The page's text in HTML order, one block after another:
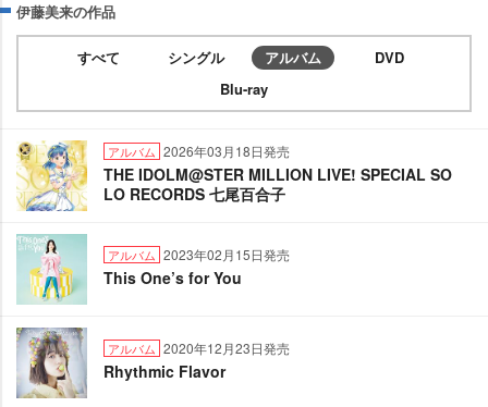
伊藤美来の作品
すべて シングル アルバム
DVD
Blu-ray
アルバム 2026年03月18日発売
THE IDOLM@STER MILLION LIVE! SPECIAL SO
LO RECORDS 七尾百合子
アルバム 2023年02月15日発売
This One’s for You
アルバム 2020年12月23日発売
Rhythmic Flavor